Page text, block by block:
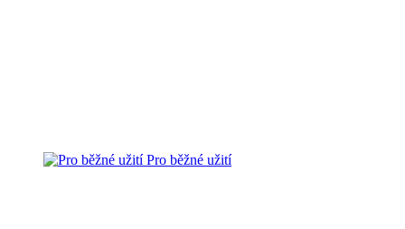
Pro běžné užití